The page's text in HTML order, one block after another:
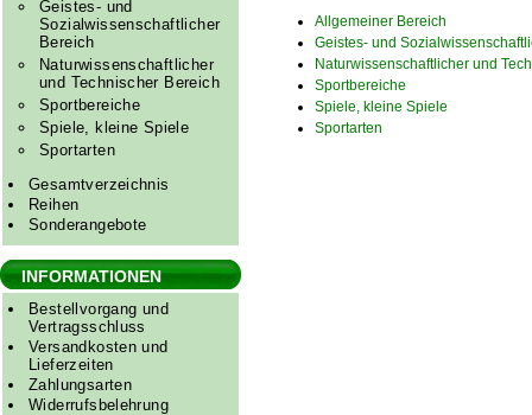
Geistes- und
Sozialwissenschaftlicher
Bereich
Naturwissenschaftlicher
und Technischer Bereich
Sportbereiche
Spiele, kleine Spiele
Sportarten
Gesamtverzeichnis
Reihen
Sonderangebote
INFORMATIONEN
Bestellvorgang und
Vertragsschluss
Versandkosten und
Lieferzeiten
Zahlungsarten
Widerrufsbelehrung
Allgemeiner Bereich
Geistes- und
Naturwissenschaftlicher und
Sportbereiche
Spiele, kleine Spiele
Sportarten